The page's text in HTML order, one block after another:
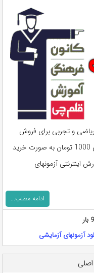
رشته ریاضی و تجربی برای فروش
اینترنتی آماده شده است این آزمونها دونه ای 1000 تومان به صورت خرید
اینترنتی آزمونهای
ادامه مطلب...
آزمونهای آزمایشی